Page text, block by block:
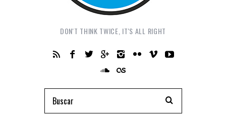
DON'T THINK TWICE, IT'S ALL RIGHT